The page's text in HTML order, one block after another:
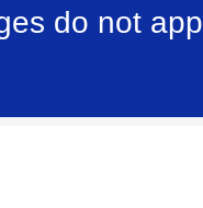
do not